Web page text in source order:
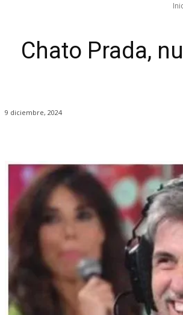
Chato Prada,
9 diciembre, 2024